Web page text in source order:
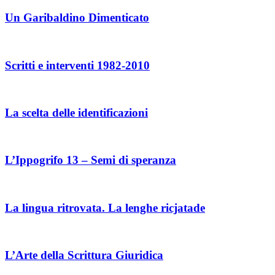
Un Garibaldino Dimenticato
Scritti e interventi 1982-2010
La scelta delle identificazioni
L’Ippogrifo 13 – Semi di speranza
La lingua ritrovata. La lenghe ricjatade
L’Arte della Scrittura Giuridica